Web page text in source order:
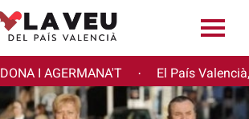
DONA I AGERMANA'T · El País